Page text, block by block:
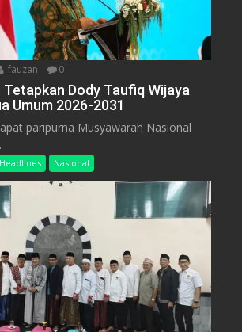
fauzan 0
Tetapkan Dody Taufiq Wijaya
Umum 2026-2031
paripurna Musyawarah Nasional
Headlines Nasional